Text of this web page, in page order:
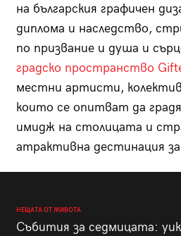
на българския графичен
диплома и наследство,
по призвание и душа и
градско пространство
местни артисти,
които се опитват да
имидж на столицата и
атрактивна дестинация
НЕЩАТА ОТ ЖИВОТА
Събития за седмицата: